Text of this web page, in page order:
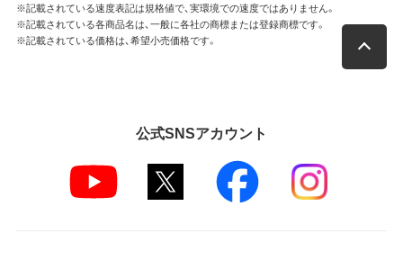
※記載されている速度表記は規格値で、実環境での速度ではありません。
※記載されている各商品名は、一般に各社の商標または登録商標です。
※記載されている価格は、希望小売価格です。
公式SNSアカウント